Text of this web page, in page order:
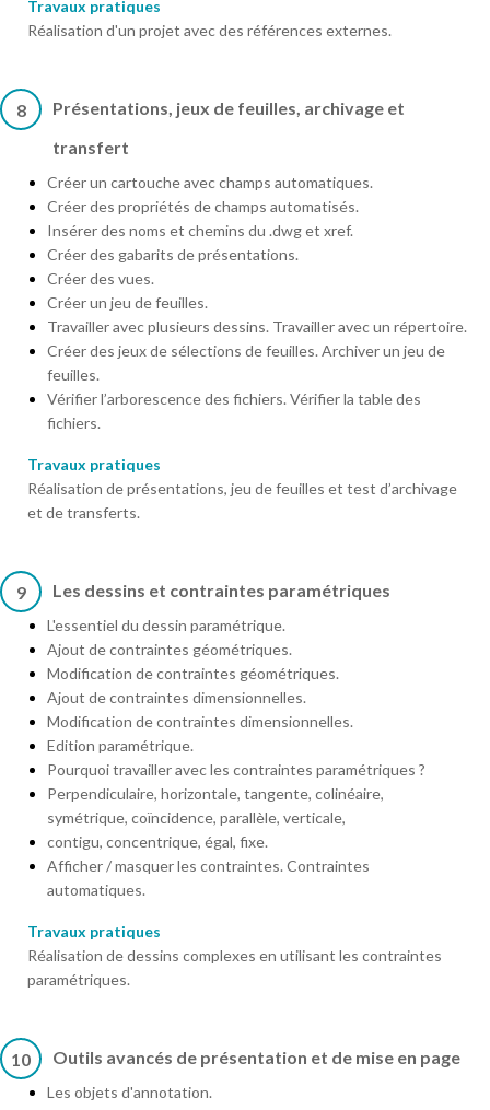
Travaux pratiques
Réalisation d'un projet avec des références externes.
8
Présentations, jeux de feuilles, archivage et
transfert
Créer un cartouche avec champs automatiques.
Créer des propriétés de champs automatisés.
Insérer des noms et chemins du .dwg et xref.
Créer des gabarits de présentations.
Créer des vues.
Créer un jeu de feuilles.
Travailler avec plusieurs dessins. Travailler avec un répertoire.
Créer des jeux de sélections de feuilles. Archiver un jeu de
feuilles.
Vérifier l’arborescence des fichiers. Vérifier la table des
fichiers.
Travaux pratiques
Réalisation de présentations, jeu de feuilles et test d’archivage
et de transferts.
9 Les dessins et contraintes paramétriques
L'essentiel du dessin paramétrique.
Ajout de contraintes géométriques.
Modification de contraintes géométriques.
Ajout de contraintes dimensionnelles.
Modification de contraintes dimensionnelles.
Edition paramétrique.
Pourquoi travailler avec les contraintes paramétriques ?
Perpendiculaire, horizontale, tangente, colinéaire,
symétrique, coïncidence, parallèle, verticale,
contigu, concentrique, égal, fixe.
Afficher / masquer les contraintes. Contraintes
automatiques.
Travaux pratiques
Réalisation de dessins complexes en utilisant les contraintes
paramétriques.
10 Outils avancés de présentation et de mise en page
Les objets d'annotation.